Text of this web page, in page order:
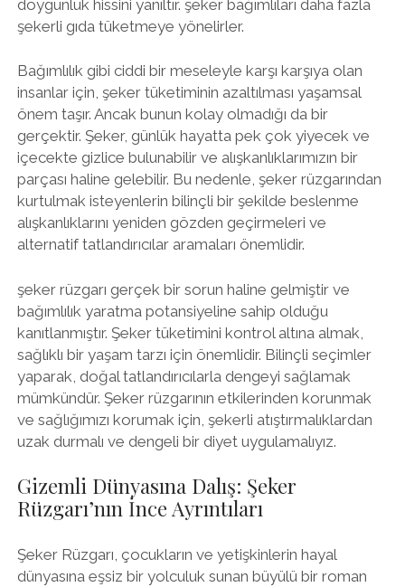
doygunluk hissini yanıltır. şeker bağımlıları daha fazla
şekerli gıda tüketmeye yönelirler.
Bağımlılık gibi ciddi bir meseleyle karşı karşıya olan
insanlar için, şeker tüketiminin azaltılması yaşamsal
önem taşır. Ancak bunun kolay olmadığı da bir
gerçektir. Şeker, günlük hayatta pek çok yiyecek ve
içecekte gizlice bulunabilir ve alışkanlıklarımızın bir
parçası haline gelebilir. Bu nedenle, şeker rüzgarından
kurtulmak isteyenlerin bilinçli bir şekilde beslenme
alışkanlıklarını yeniden gözden geçirmeleri ve
alternatif tatlandırıcılar aramaları önemlidir.
şeker rüzgarı gerçek bir sorun haline gelmiştir ve
bağımlılık yaratma potansiyeline sahip olduğu
kanıtlanmıştır. Şeker tüketimini kontrol altına almak,
sağlıklı bir yaşam tarzı için önemlidir. Bilinçli seçimler
yaparak, doğal tatlandırıcılarla dengeyi sağlamak
mümkündür. Şeker rüzgarının etkilerinden korunmak
ve sağlığımızı korumak için, şekerli atıştırmalıklardan
uzak durmalı ve dengeli bir diyet uygulamalıyız.
Gizemli Dünyasına Dalış: Şeker
Rüzgarı’nın İnce Ayrıntıları
Şeker Rüzgarı, çocukların ve yetişkinlerin hayal
dünyasına eşsiz bir yolculuk sunan büyülü bir roman